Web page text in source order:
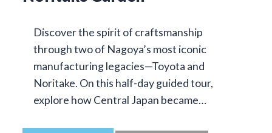
Discover the spirit of craftsmanship
through two of Nagoya’s most iconic
manufacturing legacies—Toyota and
Noritake. On this half-day guided tour,
explore how Central Japan became…